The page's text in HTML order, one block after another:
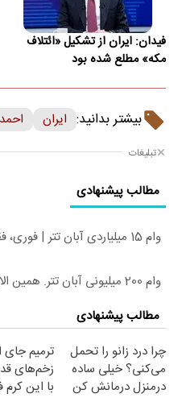
فیدان: ایران از تشکیل «ائتلاف
مکه» مطلع شده بود
بیشتر بدانید: ایران
تبلیغات
مطالب پیشنهادی
وام 15 میلیاردی آبان تتر | فوری، فقط با احراز هویت
وام 200 میلیونی آبان تتر. همین الان احراز هویت کن!
مطالب پیشنهادی
چرا درد زانو را تحمل
می‌کنی؟ خیلی ساده
درمنزل درمانش کن
ترمیم جای
زخم‌های
با این کرم